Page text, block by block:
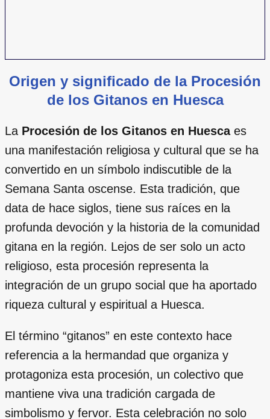
Origen y significado de la Procesión
de los Gitanos en Huesca
La Procesión de los Gitanos en Huescaes
una manifestación religiosa y cultural que se ha
convertido en un símbolo indiscutible de la
Semana Santa oscense. Esta tradición, que
data de hace siglos, tiene sus raíces en la
profunda devoción y la historia de la comunidad
gitana en la región. Lejos de ser solo un acto
religioso, esta procesión representa la
integración de un grupo social que ha aportado
riqueza cultural y espiritual a Huesca.
El término “gitanos” en este contexto hace
referencia a la hermandad que organiza y
protagoniza esta procesión, un colectivo que
mantiene viva una tradición cargada de
simbolismo y fervor. Esta celebración no solo